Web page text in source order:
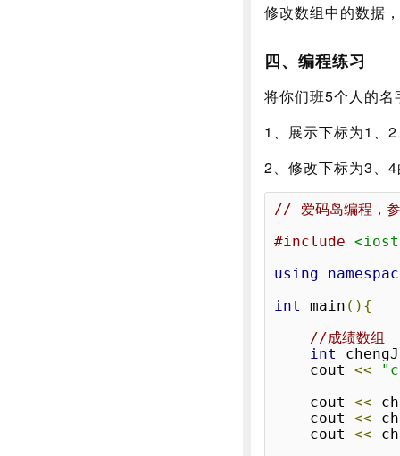
修改数组中的数据
四、编程练习
将你们班5个人的
1、展示下标为1、
2、修改下标为3、
// 爱码岛编程，
#include
using
int
main (){
//成绩数组
int
	cout
<<
   	cout
<<
	cout
<<
	cout
<<